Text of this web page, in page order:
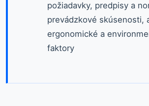
požiadavky, predpisy a
prevádzkové skúsenosti,
ergonomické a
faktory